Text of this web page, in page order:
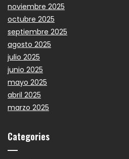
noviembre 2025
octubre 2025
septiembre 2025
agosto 2025
julio 2025
junio 2025
mayo 2025
abril 2025
marzo 2025
Categories